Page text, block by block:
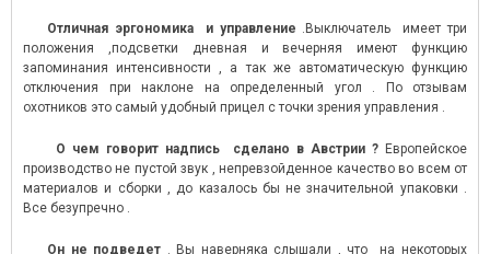
Отличная эргономика и управление .Выключатель имеет три
положения ,подсветки дневная и вечерняя имеют функцию
запоминания интенсивности , а так же автоматическую функцию
отключения при наклоне на определенный угол . По отзывам
охотников это самый удобный прицел с точки зрения управления .
О чем говорит надпись сделано в Австрии ? Европейское
производство не пустой звук , непревзойденное качество во всем от
материалов и сборки , до казалось бы не значительной упаковки .
Все безупречно .
Он не подведет . Вы наверняка слышали , что на некоторых